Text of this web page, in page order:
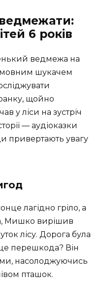
6 років
ведмежа на
шукачем
щойно
у ліси на зустріч
— аудіоказки
привертають увагу
лагідно гріло, а
Мишко вирішив
лісу. Дорога була
перешкода? Він
насолоджуючись
пташок.